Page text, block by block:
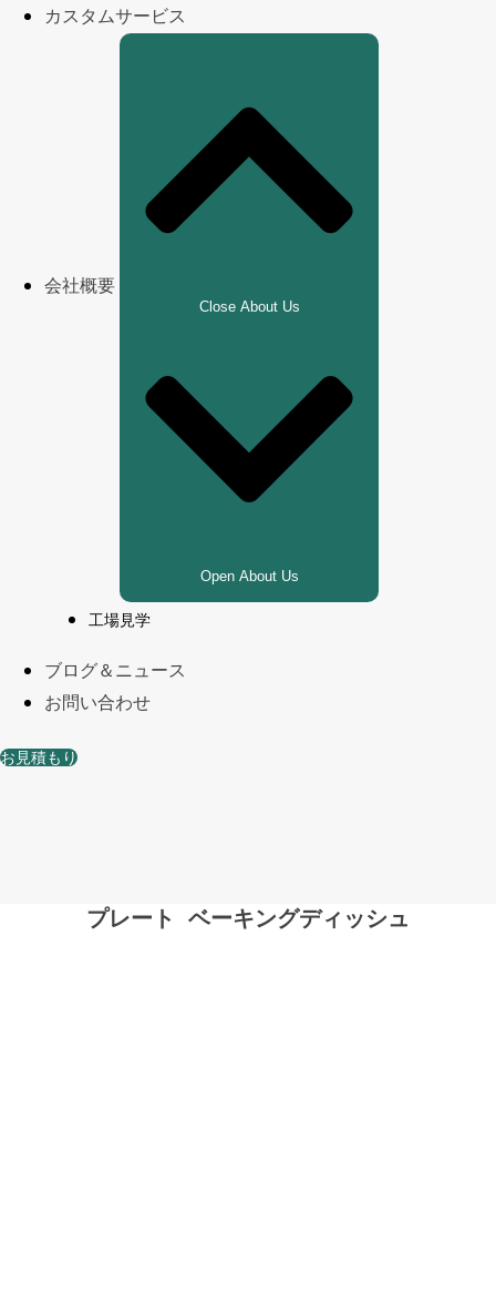
カスタムサービス
会社概要
Close About Us
Open About Us
工場見学
ブログ＆ニュース
お問い合わせ
お見積もり
プレート ベーキングディッシュ